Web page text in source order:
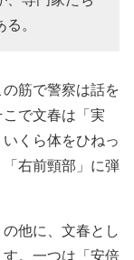
。
筋で警察は話を
で文春は「実
くら体をひねっ
右前頸部」に弾
他に、文春とし
。一つは「安倍